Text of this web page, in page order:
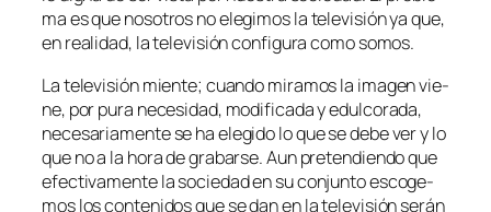
ma es que no­so­tros no ele­gi­mos la te­le­vi­sión ya que,
en reali­dad, la te­le­vi­sión con­fi­gu­ra co­mo somos.
La te­le­vi­sión mien­te; cuan­do mi­ra­mos la ima­gen vie­
ne, por pu­ra ne­ce­si­dad, mo­di­fi­ca­da y edul­co­ra­da,
ne­ce­sa­ria­men­te se ha ele­gi­do lo que se de­be ver y lo
que no a la ho­ra de gra­bar­se. Aun pre­ten­dien­do que
efec­ti­va­men­te la so­cie­dad en su con­jun­to es­co­ge­
mos los con­te­ni­dos que se dan en la te­le­vi­sión se­rán